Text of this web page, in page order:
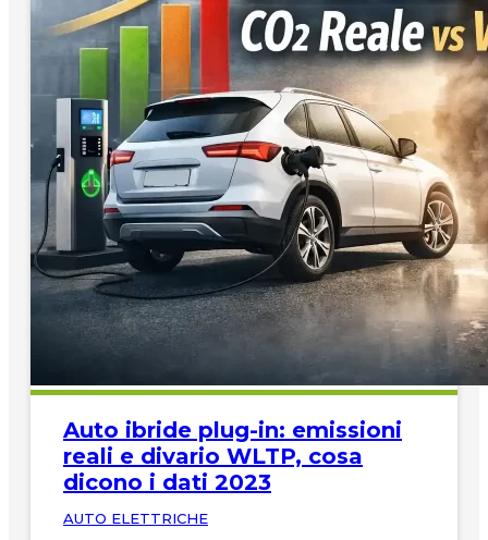
Auto ibride plug-in: emissioni
reali e divario WLTP, cosa
dicono i dati 2023
AUTO ELETTRICHE